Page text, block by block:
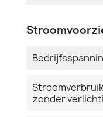
Stroomverbruik
zonder